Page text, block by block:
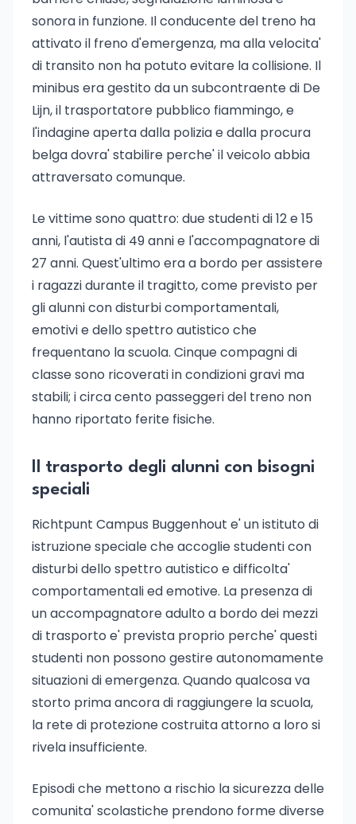
sonora in funzione. Il conducente del treno ha
attivato il freno d'emergenza, ma alla velocita'
di transito non ha potuto evitare la collisione. Il
minibus era gestito da un subcontraente di De
Lijn, il trasportatore pubblico fiammingo, e
l'indagine aperta dalla polizia e dalla procura
belga dovra' stabilire perche' il veicolo abbia
attraversato comunque.
Le vittime sono quattro: due studenti di 12 e 15
anni, l'autista di 49 anni e l'accompagnatore di
27 anni. Quest'ultimo era a bordo per assistere
i ragazzi durante il tragitto, come previsto per
gli alunni con disturbi comportamentali,
emotivi e dello spettro autistico che
frequentano la scuola. Cinque compagni di
classe sono ricoverati in condizioni gravi ma
stabili; i circa cento passeggeri del treno non
hanno riportato ferite fisiche.
Il trasporto degli alunni con bisogni
speciali
Richtpunt Campus Buggenhout e' un istituto di
istruzione speciale che accoglie studenti con
disturbi dello spettro autistico e difficolta'
comportamentali ed emotive. La presenza di
un accompagnatore adulto a bordo dei mezzi
di trasporto e' prevista proprio perche' questi
studenti non possono gestire autonomamente
situazioni di emergenza. Quando qualcosa va
storto prima ancora di raggiungere la scuola,
la rete di protezione costruita attorno a loro si
rivela insufficiente.
Episodi che mettono a rischio la sicurezza delle
comunita' scolastiche prendono forme diverse